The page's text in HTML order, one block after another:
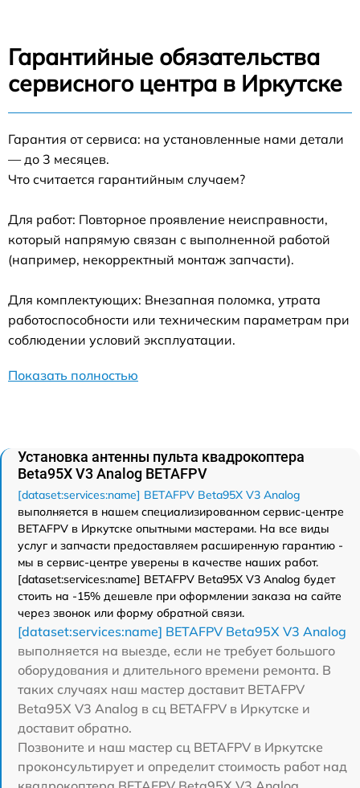
Гарантийные обязательства
сервисного центра в Иркутске
Гарантия от сервиса: на установленные нами детали
— до 3 месяцев.
Что считается гарантийным случаем?
Для работ: Повторное проявление неисправности,
который напрямую связан с выполненной работой
(например, некорректный монтаж запчасти).
Для комплектующих: Внезапная поломка, утрата
работоспособности или техническим параметрам при
соблюдении условий эксплуатации.
Показать полностью
Установка антенны пульта квадрокоптера
Beta95X V3 Analog BETAFPV
[dataset:services:name] BETAFPV Beta95X V3 Analog
выполняется в нашем специализированном сервис-центре
BETAFPV в Иркутске опытными мастерами. На все виды
услуг и запчасти предоставляем расширенную гарантию -
мы в сервис-центре уверены в качестве наших работ.
[dataset:services:name] BETAFPV Beta95X V3 Analog будет
стоить на -15% дешевле при оформлении заказа на сайте
через звонок или форму обратной связи.
[dataset:services:name] BETAFPV Beta95X V3 Analog
выполняется на выезде, если не требует большого
оборудования и длительного времени ремонта. В
таких случаях наш мастер доставит BETAFPV
Beta95X V3 Analog в сц BETAFPV в Иркутске и
доставит обратно.
Позвоните и наш мастер сц BETAFPV в Иркутске
проконсультирует и определит стоимость работ над